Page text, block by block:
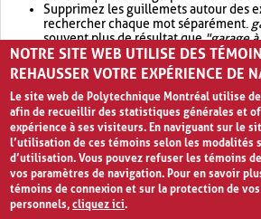
Supprimez les guillemets autour des
rechercher chaque mot séparément.
souvent plus de résultat que"garage
Envisagez d'élargir votre recherche
retournera souvent plus de résultat
NOTRE SITE WEB UTILISE DES
REHAUSSER VOTRE EXPÉRIENCE DE
Le site web de Polytechnique Montréal utilise
afin de recueillir des statistiques générales et
expérience à ses visiteurs. En naviguant sur le
l’utilisation de ces témoins selon les modalités
d’utilisation. Vous pouvez refuser les témoins
vos paramètres de navigation. Pour en savoir
témoins de connexion et sur la protection de
personnels,cliquez ici.